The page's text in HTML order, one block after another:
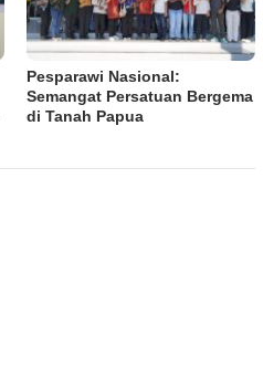
Pesparawi Nasional:
Semangat Persatuan Bergema
di Tanah Papua